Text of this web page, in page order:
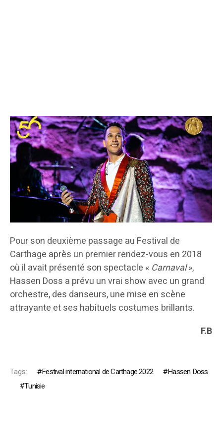
Pour son deuxième passage au Festival de
Carthage après un premier rendez-vous en 2018
où il avait présenté son spectacle « Carnaval»,
Hassen Doss a prévu un vrai show avec un grand
orchestre, des danseurs, une mise en scène
attrayante et ses habituels costumes brillants.
F.B
Tags: Festival international de Carthage 2022
Hassen Doss
Tunisie